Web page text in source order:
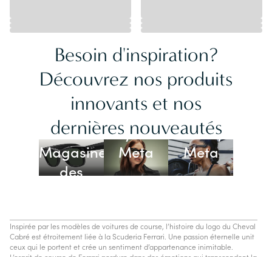
Besoin d'inspiration?
Découvrez nos produits
innovants et nos
dernières nouveautés
Magasiner
des
Ray-Ban
Meta
Lunettes
Oakley
Meta
Inspirée par les modèles de voitures de course, l’histoire du logo du Cheval
Cabré est étroitement liée à la Scuderia Ferrari. Une passion éternelle unit
ceux qui le portent et crée un sentiment d’appartenance inimitable.